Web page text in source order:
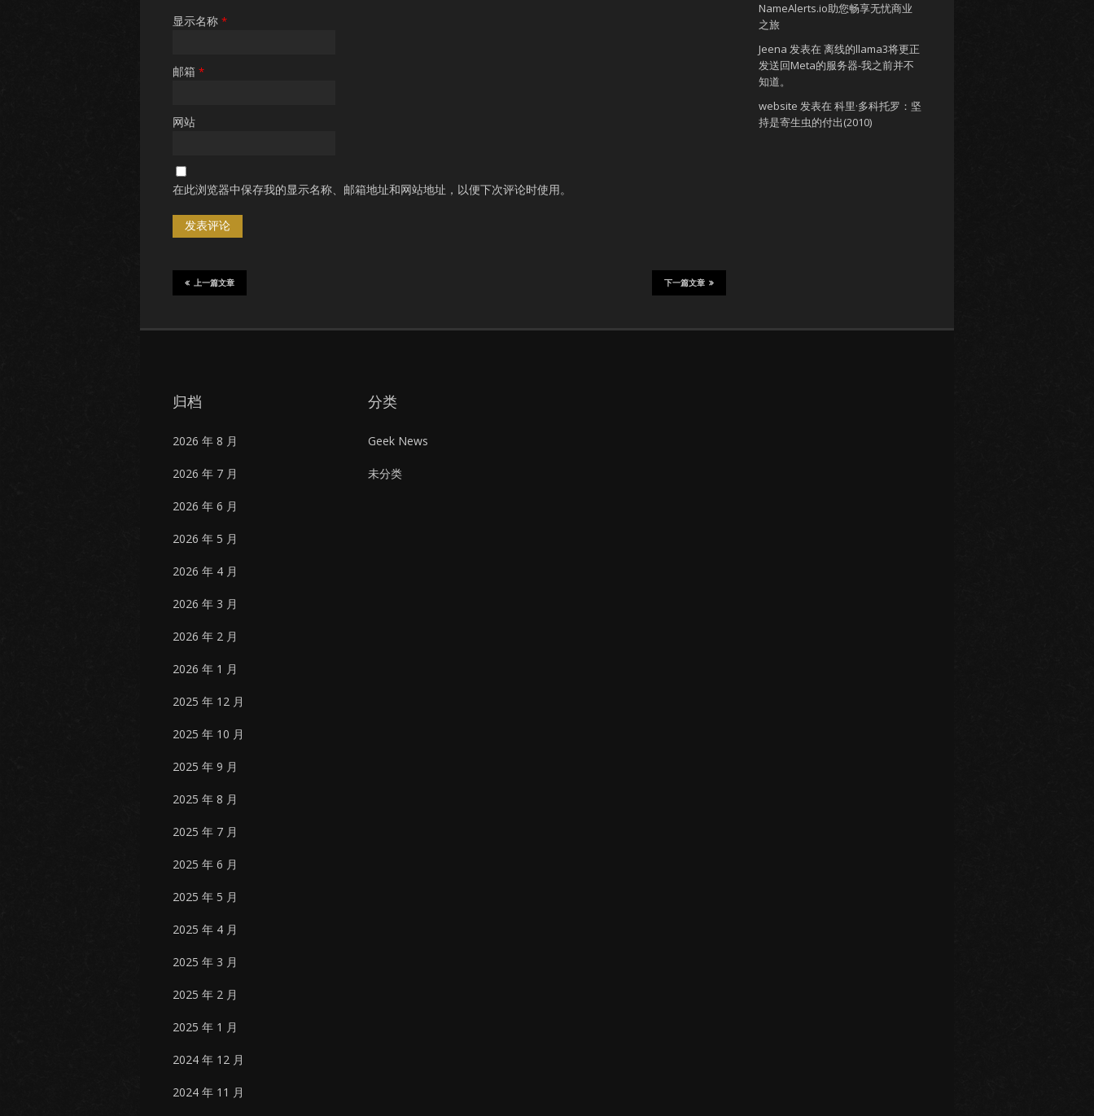
显示名称 *
邮箱 *
网站
在此浏览器中保存我的显示名称、邮箱地址和网站地址，以便下次评论时使用。
下一篇文章
上一篇文章
NameAlerts.io助您畅享无忧商业
之旅
Jeena 发表在 离线的llama3将更正
发送回Meta的服务器-我之前并不
知道。
website 发表在 科里·多科托罗：坚
持是寄生虫的付出(2010)
归档
2026 年 8 月
2026 年 7 月
2026 年 6 月
2026 年 5 月
2026 年 4 月
2026 年 3 月
2026 年 2 月
2026 年 1 月
2025 年 12 月
2025 年 10 月
2025 年 9 月
2025 年 8 月
2025 年 7 月
2025 年 6 月
2025 年 5 月
2025 年 4 月
2025 年 3 月
2025 年 2 月
2025 年 1 月
2024 年 12 月
2024 年 11 月
分类
Geek News
未分类